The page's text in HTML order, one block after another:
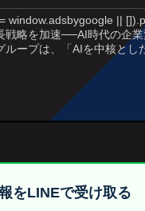
window.adsbygoogle ||
戦略を加速──AI時代の企
ループは、「AIを中核とし
をLINEで受け取る